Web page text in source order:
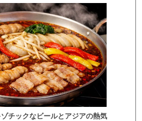
チックなビールとアジアの熱気